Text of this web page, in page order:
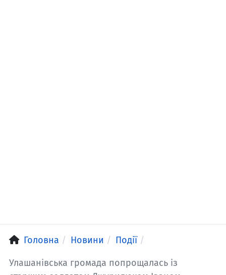
Головна Новини Події
Улашанівська громада попрощалась із